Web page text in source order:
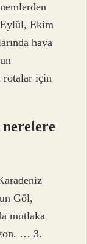
Eylül, Ekim
hava
rotalar için
Göl,
mutlaka
… 3.